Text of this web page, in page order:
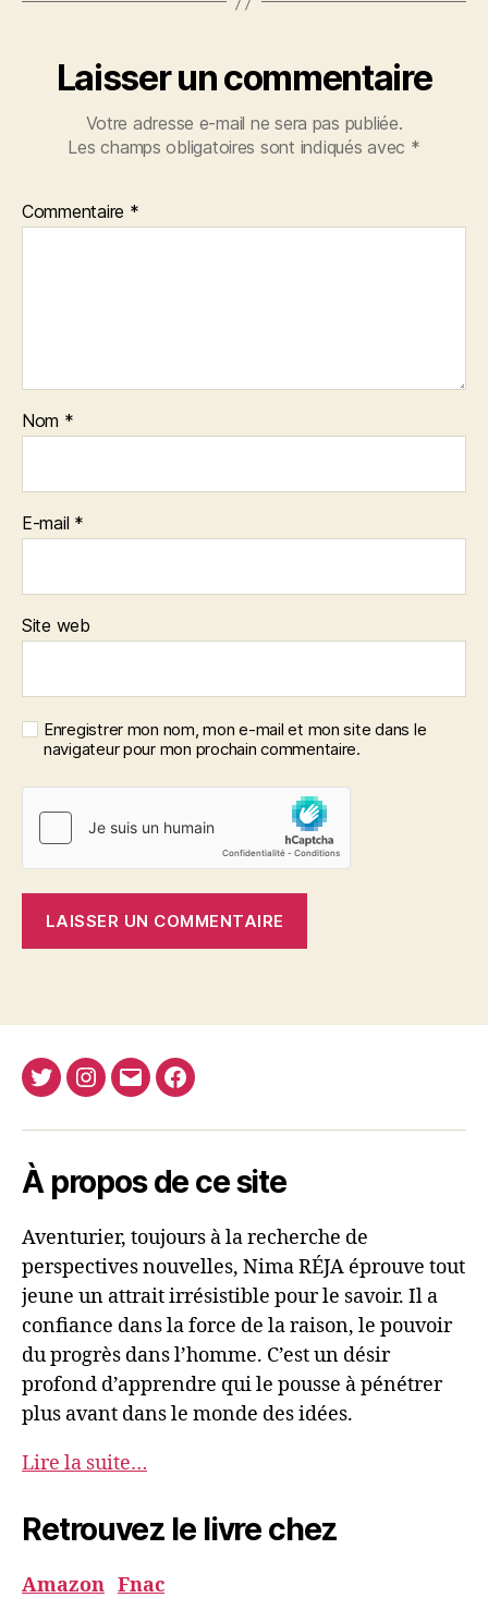
Laisser un commentaire
Votre adresse e-mail ne sera pas publiée.
Les champs obligatoires sont indiqués avec *
Commentaire *
Nom *
E-mail *
Site web
Enregistrer mon nom, mon e-mail et mon site dans le
navigateur pour mon prochain commentaire.
TwitterInstagram
E-
Facebook
À propos de ce site
Aventurier, toujours à la recherche de
perspectives nouvelles, Nima RÉJA éprouve tout
jeune un attrait irrésistible pour le savoir. Il a
confiance dans la force de la raison, le pouvoir
du progrès dans l’homme. C’est un désir
profond d’apprendre qui le pousse à pénétrer
plus avant dans le monde des idées.
Lire la suite…
Retrouvez le livre chez
Amazon Fnac